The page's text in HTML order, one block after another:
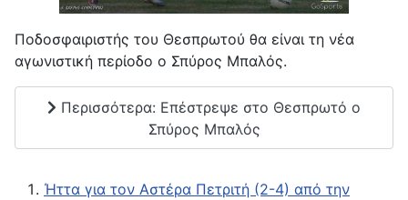
Ποδοσφαιριστής του Θεσπρωτού θα είναι τη νέα
αγωνιστική περίοδο ο Σπύρος Μπαλός.
Περισσότερα: Επέστρεψε στο Θεσπρωτό ο
Σπύρος Μπαλός
Ήττα για τον Αστέρα Πετριτή (2-4) από την